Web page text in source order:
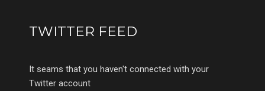
TWITTER FEED
It seams that you haven't connected with your
Twitter account